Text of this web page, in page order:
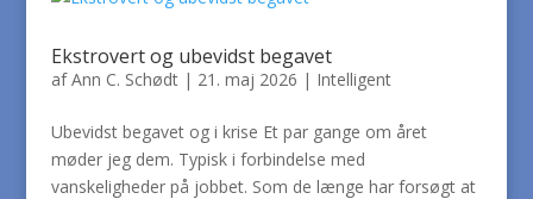
Ekstrovert og ubevidst begavet
afAnn C. Schødt| 21. maj 2026 | Intelligent
Ubevidst begavet og i krise Et par gange om året
møder jeg dem. Typisk i forbindelse med
vanskeligheder på jobbet. Som de længe har forsøgt at